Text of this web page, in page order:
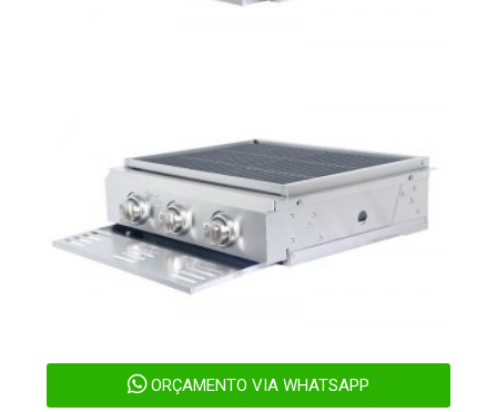
ORÇAMENTO VIA WHATSAPP